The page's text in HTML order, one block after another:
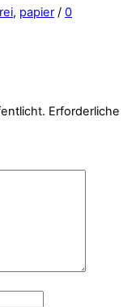
, papier / 0
Erforderliche